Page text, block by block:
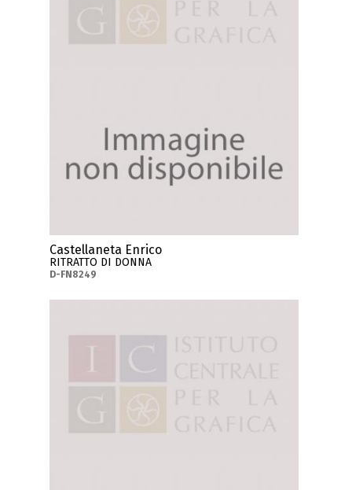
Castellaneta Enrico
RITRATTO DI DONNA
D-FN8249